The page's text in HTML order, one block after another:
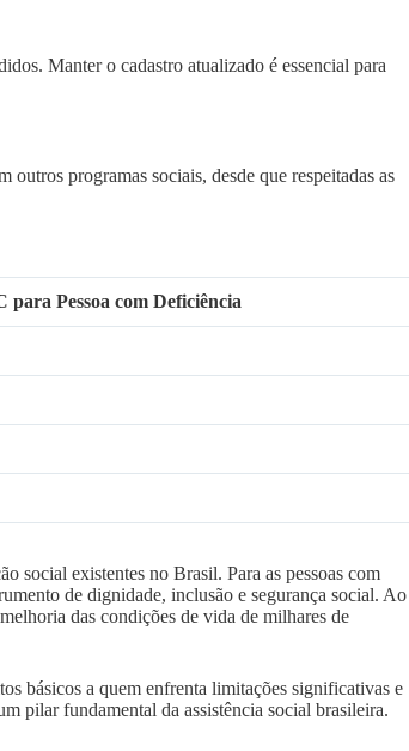
Manter o cadastro atualizado é essencial para
programas sociais, desde que respeitadas as
para Pessoa com Deficiência
social existentes no Brasil. Para as pessoas com
de dignidade, inclusão e segurança social. Ao
das condições de vida de milhares de
básicos a quem enfrenta limitações significativas e
pilar fundamental da assistência social brasileira.